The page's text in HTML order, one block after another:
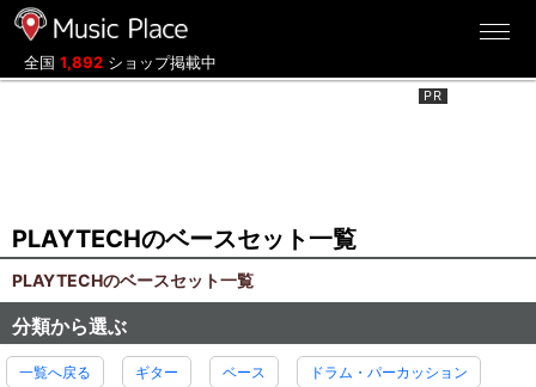
全国 1,892 ショップ掲載中
PLAYTECHのベースセット一覧
PLAYTECHのベースセット一覧
分類から選ぶ
一覧へ戻る ギター ベース ドラム・パーカッション